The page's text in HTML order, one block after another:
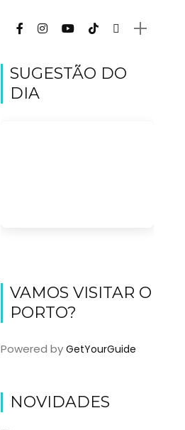
SUGESTÃO DO
DIA
VAMOS VISITAR O
PORTO?
Powered byGetYourGuide
NOVIDADES